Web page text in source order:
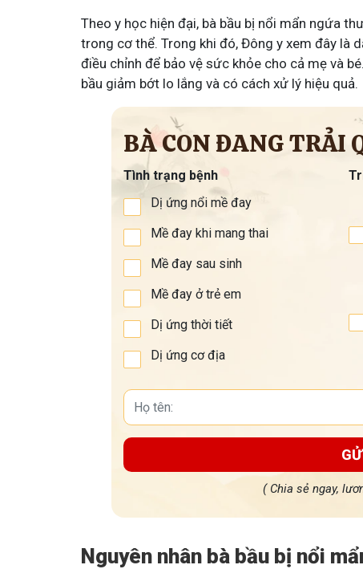
Theo y học hiện đại, bà bầu bị nổi mẩn ngứa
trong cơ thể. Trong khi đó, Đông y xem đây là
điều chỉnh để bảo vệ sức khỏe cho cả mẹ và
bầu giảm bớt lo lắng và có cách xử lý hiệu quả.
BÀ CON ĐANG TRẢI
Tình trạng bệnh
Dị ứng nổi mề đay
Mề đay khi mang thai
Mề đay sau sinh
Mề đay ở trẻ em
Dị ứng thời tiết
Dị ứng cơ địa
( Chia sẻ ngay,
Nguyên nhân bà bầu bị nổi
Tham gia nhóm Tham